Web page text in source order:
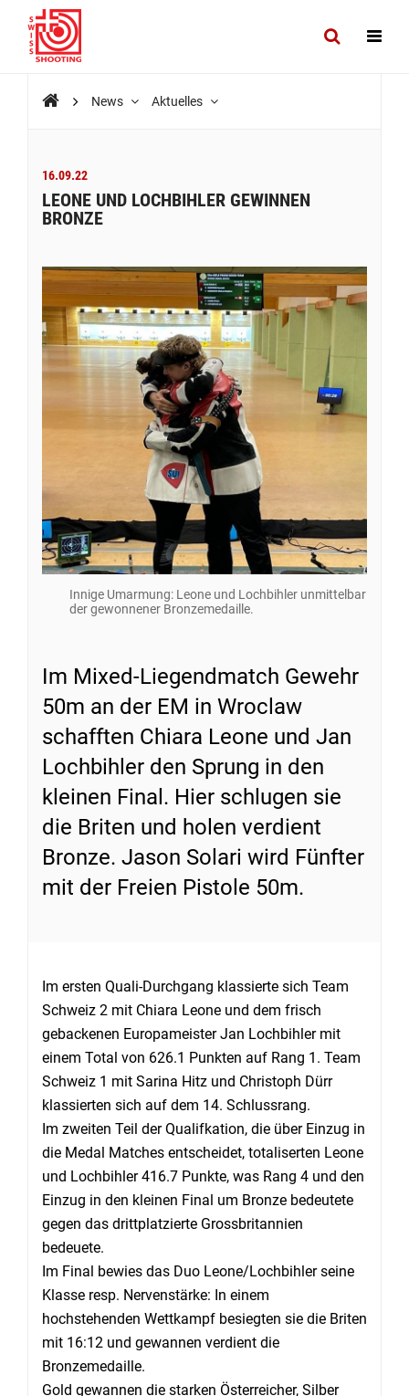
News Aktuelles
16.09.22
LEONE UND LOCHBIHLER GEWINNEN
BRONZE
Innige Umarmung: Leone und Lochbihler unmittelbar
der gewonnener Bronzemedaille.
Im Mixed-Liegendmatch Gewehr
50m an der EM in Wroclaw
schafften Chiara Leone und Jan
Lochbihler den Sprung in den
kleinen Final. Hier schlugen sie
die Briten und holen verdient
Bronze. Jason Solari wird Fünfter
mit der Freien Pistole 50m.
Im ersten Quali-Durchgang klassierte sich Team
Schweiz 2 mit Chiara Leone und dem frisch
gebackenen Europameister Jan Lochbihler mit
einem Total von 626.1 Punkten auf Rang 1. Team
Schweiz 1 mit Sarina Hitz und Christoph Dürr
klassierten sich auf dem 14. Schlussrang.
Im zweiten Teil der Qualifkation, die über Einzug in
die Medal Matches entscheidet, totaliserten Leone
und Lochbihler 416.7 Punkte, was Rang 4 und den
Einzug in den kleinen Final um Bronze bedeutete
gegen das drittplatzierte Grossbritannien
bedeuete.
Im Final bewies das Duo Leone/Lochbihler seine
Klasse resp. Nervenstärke: In einem
hochstehenden Wettkampf besiegten sie die Briten
mit 16:12 und gewannen verdient die
Bronzemedaille.
Gold gewannen die starken Österreicher, Silber